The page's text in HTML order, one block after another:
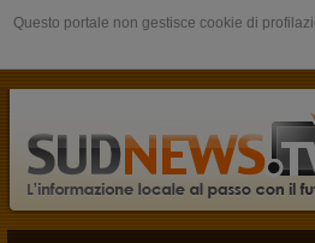
Questo portale non gestisce cookie di